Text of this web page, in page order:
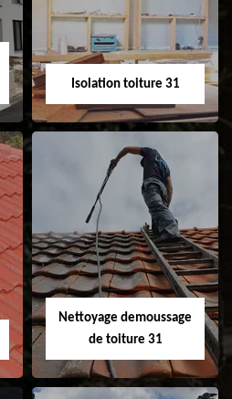
Isolation toiture 31
Isolation toiture 31
Nettoyage demoussage
de toiture 31